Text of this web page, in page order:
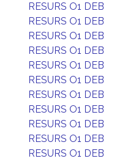
RESURS O1 DEB
RESURS O1 DEB
RESURS O1 DEB
RESURS O1 DEB
RESURS O1 DEB
RESURS O1 DEB
RESURS O1 DEB
RESURS O1 DEB
RESURS O1 DEB
RESURS O1 DEB
RESURS O1 DEB